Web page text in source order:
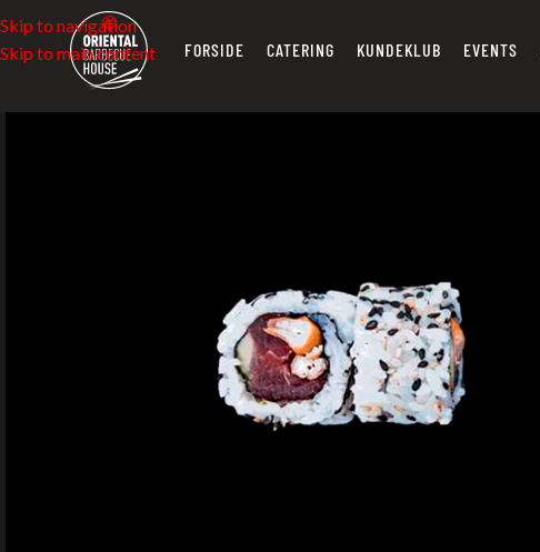
Skip to navigation
Skip to main content
FORSIDE CATERING KUNDEKLUB EVENTS